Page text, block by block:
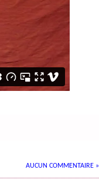
AUCUN COMMENTAIRE »